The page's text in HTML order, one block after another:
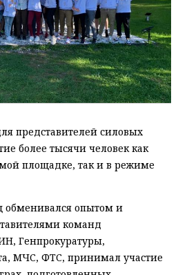
представителей силовых
более тысячи человек как
площадке, так и в режиме
обменивался опытом и
команд
Генпрокуратуры,
МЧС, ФТС, принимал участие